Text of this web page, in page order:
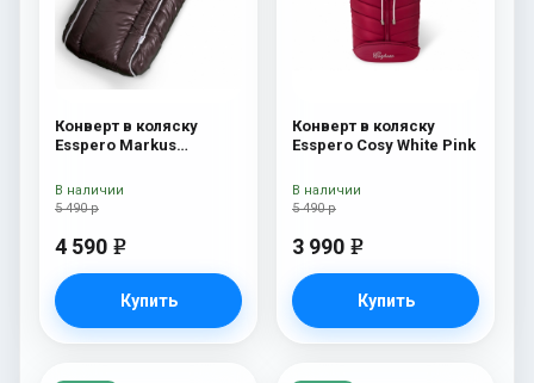
Конверт в коляску
Esspero Markus
шерсть) Chocolat
5 490 р
4 590 e
Купить
В наличии
Конверт в коляску
Esspero Cosy White Pink
5 490 р
3 990 e
Купить
В наличии